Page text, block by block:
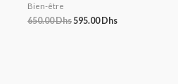
Bien-être
650.00Dhs595.00Dhs